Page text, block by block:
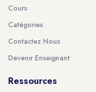
Cours
Catégories
Contactez Nous
Devenir Enseignant
Ressources